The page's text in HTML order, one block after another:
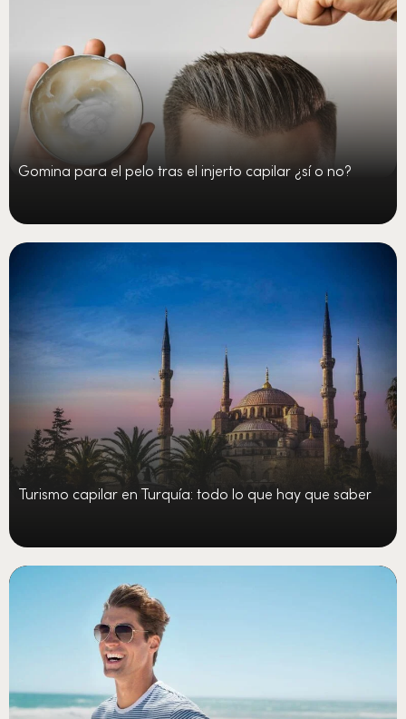
Gomina para el pelo tras el injerto capilar ¿sí o no?
Turismo capilar en Turquía: todo lo que hay que saber